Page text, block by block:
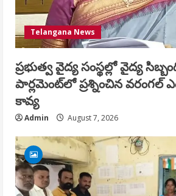
Telangana News
ప్రభుత్వ వైద్య సంస్థల్లో వైద్య
పార్లమెంట్‌లో ప్రశ్నించిన వరంగల్
కావ్య
Admin August 7, 2026